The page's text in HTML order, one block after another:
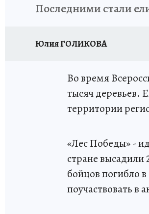
Последними стали
Юлия ГОЛИКОВА
Во время
тысяч деревьев.
территории
«Лес Победы» -
стране высадили
бойцов погибло
поучаствовать в